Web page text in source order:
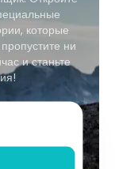
которые
ни
и станьте